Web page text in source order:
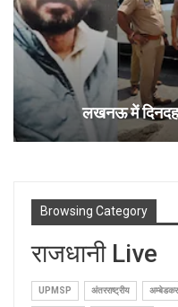
लखनऊ में
Browsing Category
राजधानी Live
UPMSP अंतरराष्ट्रीय